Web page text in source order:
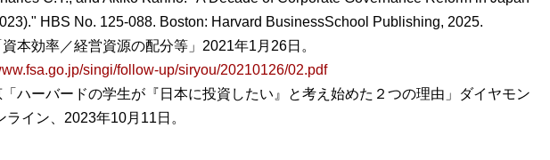
HBS No. 125-088. Boston: Harvard BusinessSchool Publishing, 2025.
本効率／経営資源の配分等」2021年1月26日。
singi/follow-up/siryou/20210126/02.pdf
ハーバードの学生が『日本に投資したい』と考え始めた２つの理由」ダイヤモン
ライン、2023年10月11日。